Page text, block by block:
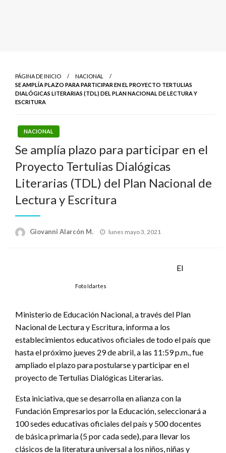
PÁGINA DE INICIO
NACIONAL
SE AMPLÍA PLAZO PARA PARTICIPAR EN EL PROYECTO TERTULIAS
DIALÓGICAS LITERARIAS (TDL) DEL PLAN NACIONAL DE LECTURA Y
ESCRITURA
NACIONAL
Se amplía plazo para participar en el
Proyecto Tertulias Dialógicas
Literarias (TDL) del Plan Nacional de
Lectura y Escritura
Giovanni Alarcón M.
Publicado
lunes mayo 3, 2021
Foto Idartes
El
Ministerio de Educación Nacional, a través del Plan
Nacional de Lectura y Escritura, informa a los
establecimientos educativos oficiales de todo el país que
hasta el próximo jueves 29 de abril, a las 11:59 p.m., fue
ampliado el plazo para postularse y participar en el
proyecto de Tertulias Dialógicas Literarias.
Esta iniciativa, que se desarrolla en alianza con la
Fundación Empresarios por la Educación, seleccionará a
100 sedes educativas oficiales del país y 500 docentes
de básica primaria (5 por cada sede), para llevar los
clásicos de la literatura universal a los niños, niñas y